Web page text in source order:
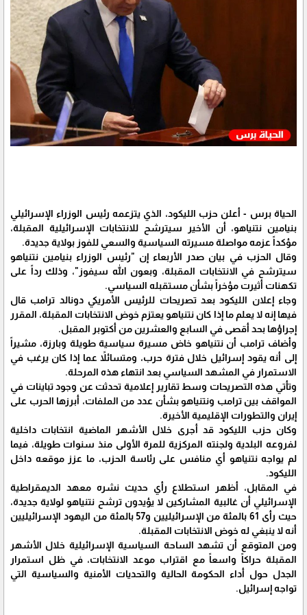
الحياة برس - أعلن حزب الليكود، الذي يتزعمه رئيس الوزراء الإسرائيلي
بنيامين نتنياهو، أن الأخير سيترشح للانتخابات الإسرائيلية المقبلة،
مؤكداً عزمه مواصلة مسيرته السياسية والسعي للفوز بولاية جديدة.
وقال الحزب في بيان صدر الأربعاء إن "رئيس الوزراء بنيامين نتنياهو
سيترشح في الانتخابات المقبلة، وبعون الله سيفوز"، وذلك رداً على
تكهنات أثيرت مؤخراً بشأن مستقبله السياسي.
وجاء إعلان الليكود بعد تصريحات للرئيس الأمريكي دونالد ترامب قال
فيها إنه لا يعلم ما إذا كان نتنياهو يعتزم خوض الانتخابات المقبلة، المقرر
إجراؤها بحد أقصى في السابع والعشرين من أكتوبر المقبل.
وأضاف ترامب أن نتنياهو خاض مسيرة سياسية طويلة وبارزة، مشيراً
إلى أنه يقود إسرائيل خلال فترة حرب، ومتسائلاً عما إذا كان يرغب في
الاستمرار في المشهد السياسي بعد انتهاء هذه المرحلة.
وتأتي هذه التصريحات وسط تقارير إعلامية تحدثت عن وجود تباينات في
المواقف بين ترامب ونتنياهو بشأن عدد من الملفات، أبرزها الحرب على
إيران والتطورات الإقليمية الأخيرة.
وكان حزب الليكود قد أجرى خلال الأشهر الماضية انتخابات داخلية
لفروعه البلدية ولجنته المركزية للمرة الأولى منذ سنوات طويلة، فيما
لم يواجه نتنياهو أي منافس على رئاسة الحزب، ما عزز موقعه داخل
الليكود.
في المقابل، أظهر استطلاع رأي حديث نشره معهد الديمقراطية
الإسرائيلي أن غالبية المشاركين لا يؤيدون ترشح نتنياهو لولاية جديدة،
حيث رأى 61 بالمئة من الإسرائيليين و57 بالمئة من اليهود الإسرائيليين
أنه لا ينبغي له خوض الانتخابات المقبلة.
ومن المتوقع أن تشهد الساحة السياسية الإسرائيلية خلال الأشهر
المقبلة حراكاً واسعاً مع اقتراب موعد الانتخابات، في ظل استمرار
الجدل حول أداء الحكومة الحالية والتحديات الأمنية والسياسية التي
تواجه إسرائيل.